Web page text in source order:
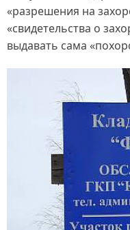
«разрешения на
«свидетельства о
выдавать сама